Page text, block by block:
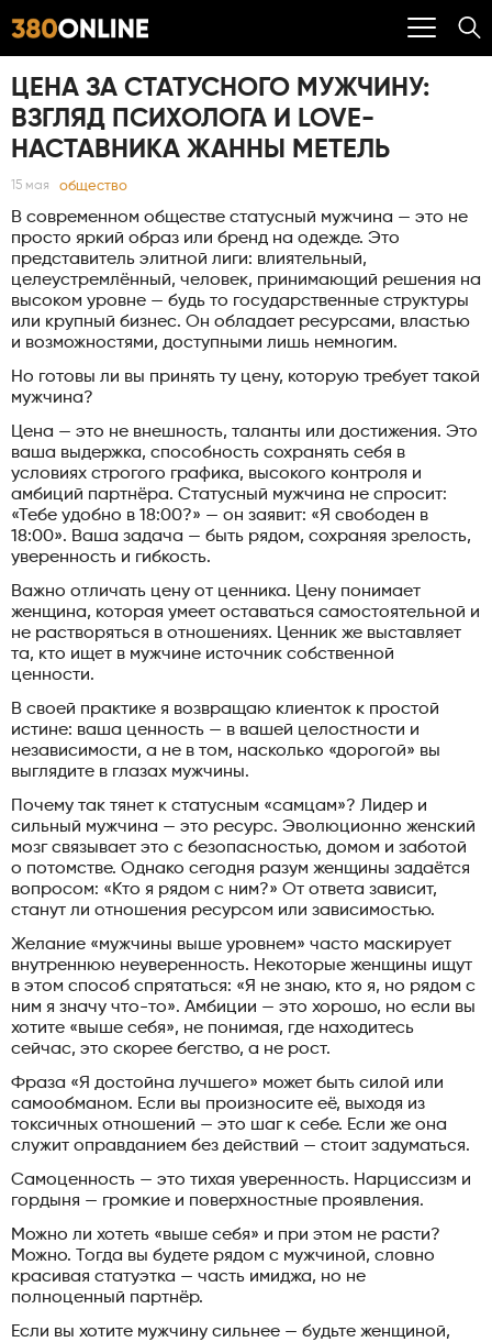
ЦЕНА ЗА СТАТУСНОГО МУЖЧИНУ:
ВЗГЛЯД ПСИХОЛОГА И LOVE-
НАСТАВНИКА ЖАННЫ МЕТЕЛЬ
15 мая общество
В современном обществе статусный мужчина — это не
просто яркий образ или бренд на одежде. Это
представитель элитной лиги: влиятельный,
целеустремлённый, человек, принимающий решения на
высоком уровне — будь то государственные структуры
или крупный бизнес. Он обладает ресурсами, властью
и возможностями, доступными лишь немногим.
Но готовы ли вы принять ту цену, которую требует такой
мужчина?
Цена — это не внешность, таланты или достижения. Это
ваша выдержка, способность сохранять себя в
условиях строгого графика, высокого контроля и
амбиций партнёра. Статусный мужчина не спросит:
«Тебе удобно в 18:00?» — он заявит: «Я свободен в
18:00». Ваша задача — быть рядом, сохраняя зрелость,
уверенность и гибкость.
Важно отличать цену от ценника. Цену понимает
женщина, которая умеет оставаться самостоятельной и
не растворяться в отношениях. Ценник же выставляет
та, кто ищет в мужчине источник собственной
ценности.
В своей практике я возвращаю клиенток к простой
истине: ваша ценность — в вашей целостности и
независимости, а не в том, насколько «дорогой» вы
выглядите в глазах мужчины.
Почему так тянет к статусным «самцам»? Лидер и
сильный мужчина — это ресурс. Эволюционно женский
мозг связывает это с безопасностью, домом и заботой
о потомстве. Однако сегодня разум женщины задаётся
вопросом: «Кто я рядом с ним?» От ответа зависит,
станут ли отношения ресурсом или зависимостью.
Желание «мужчины выше уровнем» часто маскирует
внутреннюю неуверенность. Некоторые женщины ищут
в этом способ спрятаться: «Я не знаю, кто я, но рядом с
ним я значу что-то». Амбиции — это хорошо, но если вы
хотите «выше себя», не понимая, где находитесь
сейчас, это скорее бегство, а не рост.
Фраза «Я достойна лучшего» может быть силой или
самообманом. Если вы произносите её, выходя из
токсичных отношений — это шаг к себе. Если же она
служит оправданием без действий — стоит задуматься.
Самоценность — это тихая уверенность. Нарциссизм и
гордыня — громкие и поверхностные проявления.
Можно ли хотеть «выше себя» и при этом не расти?
Можно. Тогда вы будете рядом с мужчиной, словно
красивая статуэтка — часть имиджа, но не
полноценный партнёр.
Если вы хотите мужчину сильнее — будьте женщиной,